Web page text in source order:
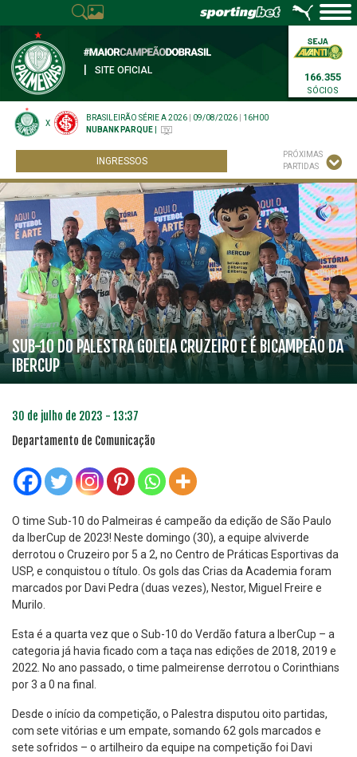
SITE OFICIAL
166.355
SÓCIOS
X
BRASILEIRÃO SÉRIE A 2026 09/08/2026
16H00
NUBANK PARQUE
INGRESSOS
PRÓXIMAS
PARTIDAS
SUB-10 DO PALESTRA GOLEIA CRUZEIRO E É BICAMPEÃO DA
IBERCUP
30 de julho de 2023 - 13:37
Departamento de Comunicação
O time Sub-10 do Palmeiras é campeão da edição de São Paulo
da IberCup de 2023! Neste domingo (30), a equipe alviverde
derrotou o Cruzeiro por 5 a 2, no Centro de Práticas Esportivas da
USP, e conquistou o título. Os gols das Crias da Academia foram
marcados por Davi Pedra (duas vezes), Nestor, Miguel Freire e
Murilo.
Esta é a quarta vez que o Sub-10 do Verdão fatura a IberCup – a
categoria já havia ficado com a taça nas edições de 2018, 2019 e
2022. No ano passado, o time palmeirense derrotou o Corinthians
por 3 a 0 na final.
Desde o início da competição, o Palestra disputou oito partidas,
com sete vitórias e um empate, somando 62 gols marcados e
sete sofridos – o artilheiro da equipe na competição foi Davi